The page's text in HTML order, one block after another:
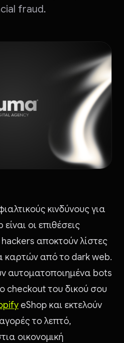
fraud.
κινδύνους για
οι επιθέσεις
αποκτούν λίστες
καρτών από το dark web.
αυτοματοποιημένα bots
checkout του δικού σου
eShop και εκτελούν
το λεπτό,
οικονομική